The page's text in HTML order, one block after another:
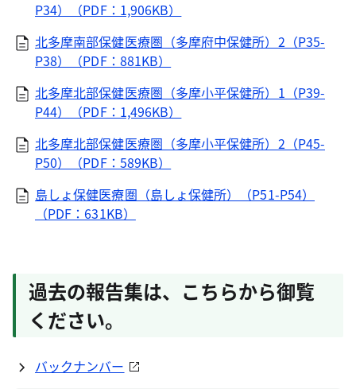
P34）（PDF：1,906KB）
北多摩南部保健医療圏（多摩府中保健所）2（P35-
P38）（PDF：881KB）
北多摩北部保健医療圏（多摩小平保健所）1（P39-
P44）（PDF：1,496KB）
北多摩北部保健医療圏（多摩小平保健所）2（P45-
P50）（PDF：589KB）
島しょ保健医療圏（島しょ保健所）（P51-P54）
（PDF：631KB）
過去の報告集は、こちらから御覧
ください。
バックナンバー